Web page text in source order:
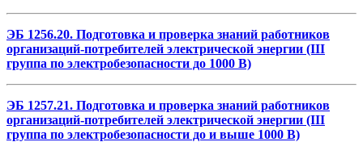
ЭБ 1256.20. Подготовка и проверка знаний работников
организаций-потребителей электрической энергии (III
группа по электробезопасности до 1000 В)
ЭБ 1257.21. Подготовка и проверка знаний работников
организаций-потребителей электрической энергии (III
группа по электробезопасности до и выше 1000 В)